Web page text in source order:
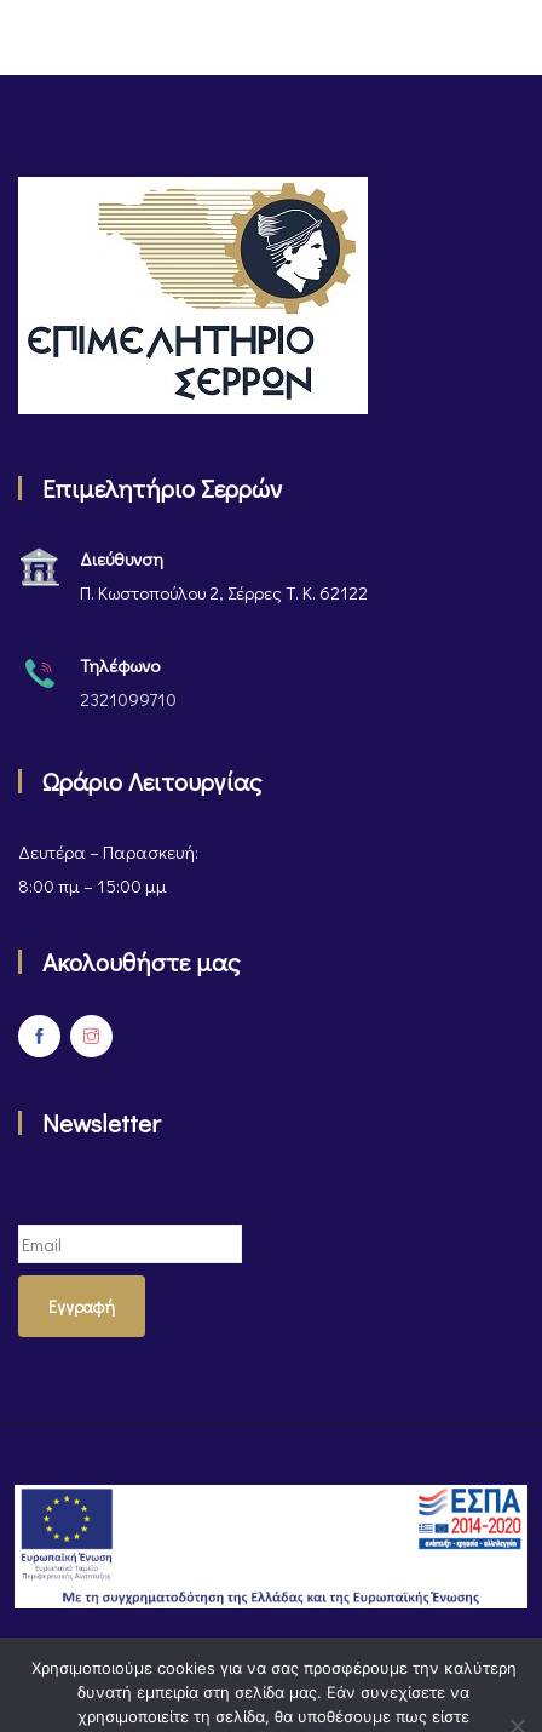
Επιμελητήριο Σερρών
Διεύθυνση
Π. Κωστοπούλου 2, Σέρρες Τ. Κ. 62122
Τηλέφωνο
2321099710
Ωράριο Λειτουργίας
Δευτέρα – Παρασκευή:
8:00 πμ – 15:00 μμ
Ακολουθήστε μας
Newsletter
Εγγραφή
© Powered byKnowledge AE
Χρησιμοποιούμε cookies για να σας προσφέρουμε την καλύτερη
δυνατή εμπειρία στη σελίδα μας. Εάν συνεχίσετε να
χρησιμοποιείτε τη σελίδα, θα υποθέσουμε πως είστε